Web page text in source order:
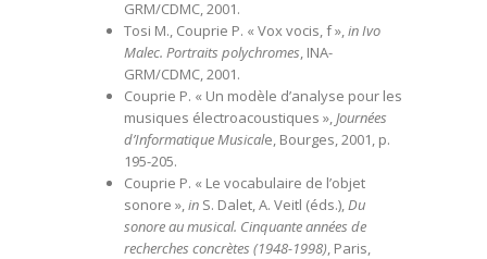
GRM/CDMC, 2001.
Tosi M., Couprie P. « Vox vocis, f »,inIvo
Malec. Portraits polychromes, INA-
GRM/CDMC, 2001.
Couprie P. « Un modèle d’analyse pour les
musiques électroacoustiques »,Journées
d’Informatique Musicale, Bourges, 2001, p.
195-205.
Couprie P. « Le vocabulaire de l’objet
sonore »,in S. Dalet, A. Veitl (éds.),Du
sonore au musical. Cinquante années de
recherches concrètes (1948-1998), Paris,